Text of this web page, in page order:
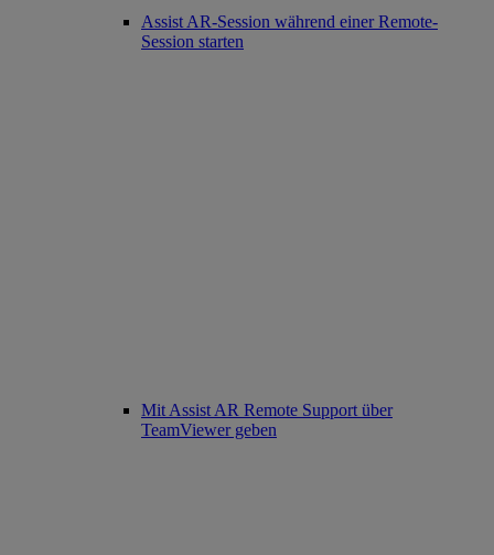
Assist AR-Session während einer Remote-
Session starten
Mit Assist AR Remote Support über
TeamViewer geben